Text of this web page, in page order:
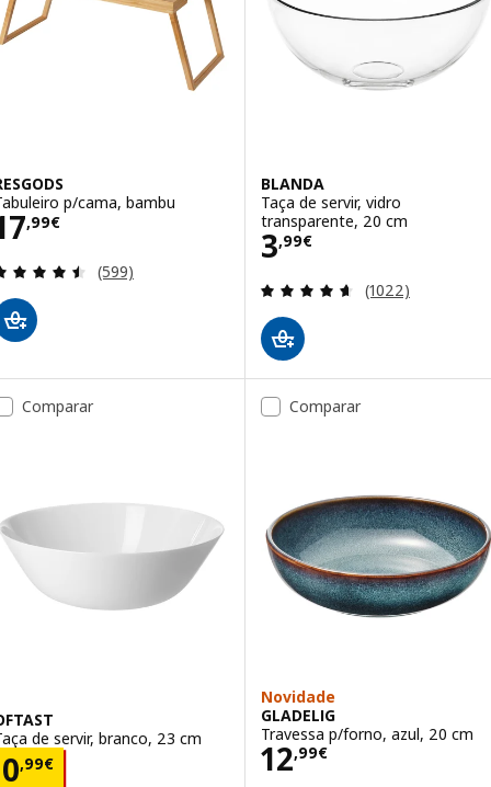
p/cama, bambu
,99€ 17,99€
Avaliação: 4.5 fora de 5 estrelas. Total de
(599)
BLANDA
Taça de servir, vidro
transparente, 20 cm
3,99€
Preço 3,99€
Avaliação: 4.6
(1022)
Comparar
de servir, branco, 23 cm
0,99€ 0,99€
Comparar
Novidade
GLADELIG
Travessa p/forno, azul, 20 cm
12,99€
Preço 12,99€